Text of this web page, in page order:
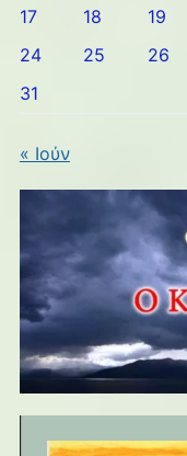
17
18 19
24
25 26
31
« Ιούν